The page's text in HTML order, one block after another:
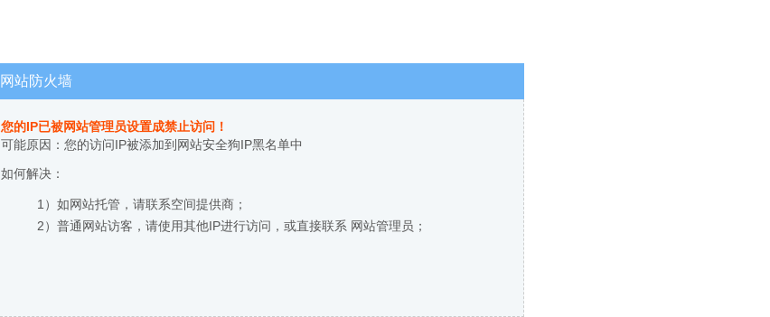
网站防火墙
您的IP已被网站管理员设置成禁止访问！
可能原因：您的访问IP被添加到网站安全狗IP黑名单中
如何解决：
1）如网站托管，请联系空间提供商；
2）普通网站访客，请使用其他IP进行访问，或直接联系 网站管理员；